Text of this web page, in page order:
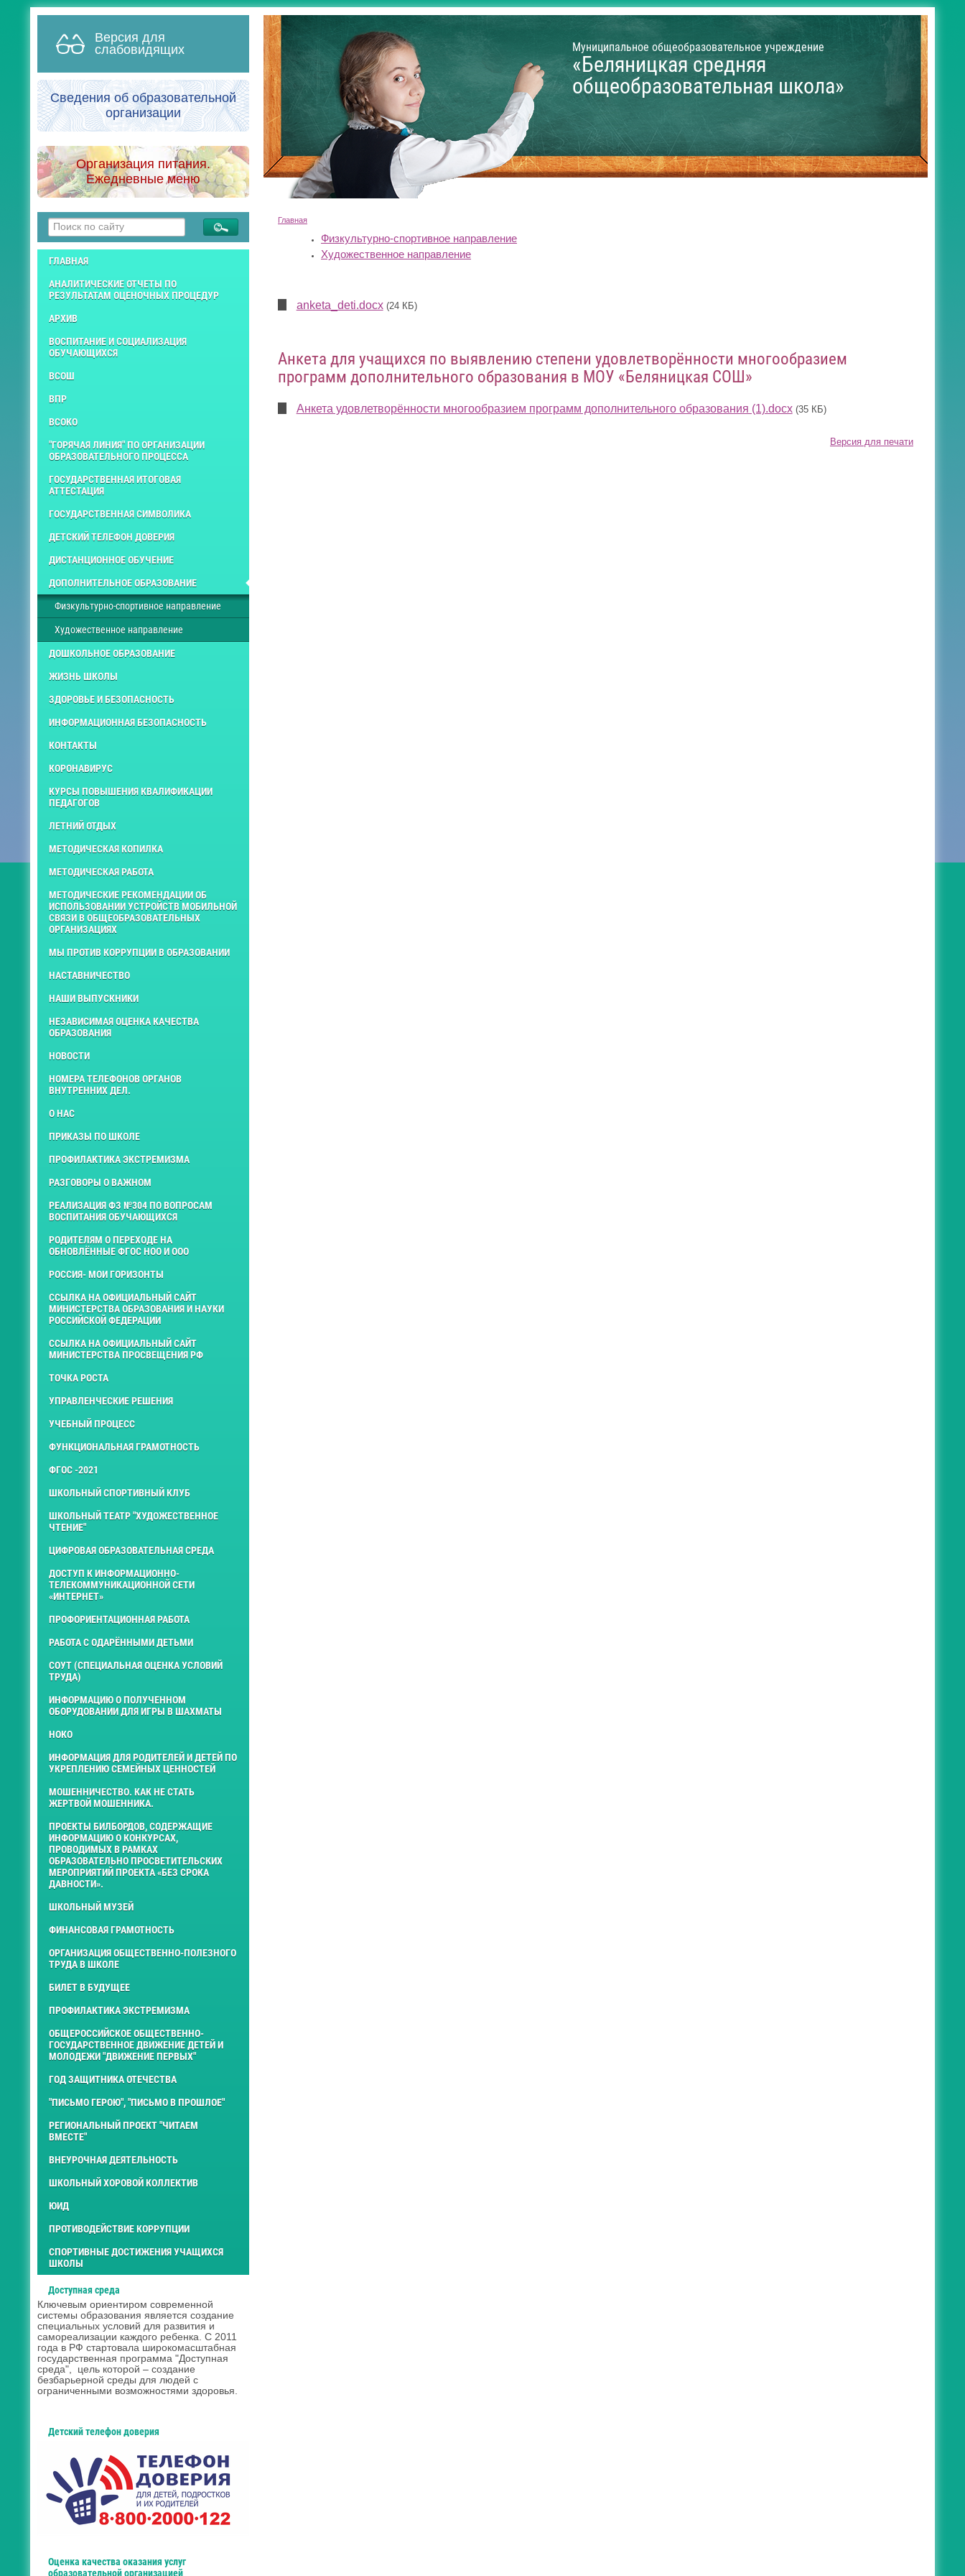
Версия для
слабовидящих
Сведения об образовательной
организации
Организация питания.
Ежедневные меню
ГЛАВНАЯ
АНАЛИТИЧЕСКИЕ ОТЧЕТЫ ПО
РЕЗУЛЬТАТАМ ОЦЕНОЧНЫХ ПРОЦЕДУР
АРХИВ
ВОСПИТАНИЕ И СОЦИАЛИЗАЦИЯ
ОБУЧАЮЩИХСЯ
ВСОШ
ВПР
ВСОКО
"ГОРЯЧАЯ ЛИНИЯ" ПО ОРГАНИЗАЦИИ
ОБРАЗОВАТЕЛЬНОГО ПРОЦЕССА
ГОСУДАРСТВЕННАЯ ИТОГОВАЯ
АТТЕСТАЦИЯ
ГОСУДАРСТВЕННАЯ СИМВОЛИКА
ДЕТСКИЙ ТЕЛЕФОН ДОВЕРИЯ
ДИСТАНЦИОННОЕ ОБУЧЕНИЕ
ДОПОЛНИТЕЛЬНОЕ ОБРАЗОВАНИЕ
Физкультурно-спортивное направление
Художественное направление
ДОШКОЛЬНОЕ ОБРАЗОВАНИЕ
ЖИЗНЬ ШКОЛЫ
ЗДОРОВЬЕ И БЕЗОПАСНОСТЬ
ИНФОРМАЦИОННАЯ БЕЗОПАСНОСТЬ
КОНТАКТЫ
КОРОНАВИРУС
КУРСЫ ПОВЫШЕНИЯ КВАЛИФИКАЦИИ
ПЕДАГОГОВ
ЛЕТНИЙ ОТДЫХ
МЕТОДИЧЕСКАЯ КОПИЛКА
МЕТОДИЧЕСКАЯ РАБОТА
МЕТОДИЧЕСКИЕ РЕКОМЕНДАЦИИ ОБ
ИСПОЛЬЗОВАНИИ УСТРОЙСТВ МОБИЛЬНОЙ
СВЯЗИ В ОБЩЕОБРАЗОВАТЕЛЬНЫХ
ОРГАНИЗАЦИЯХ
МЫ ПРОТИВ КОРРУПЦИИ В ОБРАЗОВАНИИ
НАСТАВНИЧЕСТВО
НАШИ ВЫПУСКНИКИ
НЕЗАВИСИМАЯ ОЦЕНКА КАЧЕСТВА
ОБРАЗОВАНИЯ
НОВОСТИ
НОМЕРА ТЕЛЕФОНОВ ОРГАНОВ
ВНУТРЕННИХ ДЕЛ.
О НАС
ПРИКАЗЫ ПО ШКОЛЕ
ПРОФИЛАКТИКА ЭКСТРЕМИЗМА
РАЗГОВОРЫ О ВАЖНОМ
РЕАЛИЗАЦИЯ ФЗ №304 ПО ВОПРОСАМ
ВОСПИТАНИЯ ОБУЧАЮЩИХСЯ
РОДИТЕЛЯМ О ПЕРЕХОДЕ НА
ОБНОВЛЁННЫЕ ФГОС НОО И ООО
РОССИЯ- МОИ ГОРИЗОНТЫ
ССЫЛКА НА ОФИЦИАЛЬНЫЙ САЙТ
МИНИСТЕРСТВА ОБРАЗОВАНИЯ И НАУКИ
РОССИЙСКОЙ ФЕДЕРАЦИИ
ССЫЛКА НА ОФИЦИАЛЬНЫЙ САЙТ
МИНИСТЕРСТВА ПРОСВЕЩЕНИЯ РФ
ТОЧКА РОСТА
УПРАВЛЕНЧЕСКИЕ РЕШЕНИЯ
УЧЕБНЫЙ ПРОЦЕСС
ФУНКЦИОНАЛЬНАЯ ГРАМОТНОСТЬ
ФГОС -2021
ШКОЛЬНЫЙ СПОРТИВНЫЙ КЛУБ
ШКОЛЬНЫЙ ТЕАТР "ХУДОЖЕСТВЕННОЕ
ЧТЕНИЕ"
ЦИФРОВАЯ ОБРАЗОВАТЕЛЬНАЯ СРЕДА
ДОСТУП К ИНФОРМАЦИОННО-
ТЕЛЕКОММУНИКАЦИОННОЙ СЕТИ
«ИНТЕРНЕТ»
ПРОФОРИЕНТАЦИОННАЯ РАБОТА
РАБОТА С ОДАРЁННЫМИ ДЕТЬМИ
СОУТ (СПЕЦИАЛЬНАЯ ОЦЕНКА УСЛОВИЙ
ТРУДА)
ИНФОРМАЦИЮ О ПОЛУЧЕННОМ
ОБОРУДОВАНИИ ДЛЯ ИГРЫ В ШАХМАТЫ
НОКО
ИНФОРМАЦИЯ ДЛЯ РОДИТЕЛЕЙ И ДЕТЕЙ ПО
УКРЕПЛЕНИЮ СЕМЕЙНЫХ ЦЕННОСТЕЙ
МОШЕННИЧЕСТВО. КАК НЕ СТАТЬ
ЖЕРТВОЙ МОШЕННИКА.
ПРОЕКТЫ БИЛБОРДОВ, СОДЕРЖАЩИЕ
ИНФОРМАЦИЮ О КОНКУРСАХ,
ПРОВОДИМЫХ В РАМКАХ
ОБРАЗОВАТЕЛЬНО ПРОСВЕТИТЕЛЬСКИХ
МЕРОПРИЯТИЙ ПРОЕКТА «БЕЗ СРОКА
ДАВНОСТИ».
ШКОЛЬНЫЙ МУЗЕЙ
ФИНАНСОВАЯ ГРАМОТНОСТЬ
ОРГАНИЗАЦИЯ ОБЩЕСТВЕННО-ПОЛЕЗНОГО
ТРУДА В ШКОЛЕ
БИЛЕТ В БУДУЩЕЕ
ПРОФИЛАКТИКА ЭКСТРЕМИЗМА
ОБЩЕРОССИЙСКОЕ ОБЩЕСТВЕННО-
ГОСУДАРСТВЕННОЕ ДВИЖЕНИЕ ДЕТЕЙ И
МОЛОДЕЖИ "ДВИЖЕНИЕ ПЕРВЫХ"
ГОД ЗАЩИТНИКА ОТЕЧЕСТВА
"ПИСЬМО ГЕРОЮ", "ПИСЬМО В ПРОШЛОЕ"
РЕГИОНАЛЬНЫЙ ПРОЕКТ "ЧИТАЕМ
ВМЕСТЕ"
ВНЕУРОЧНАЯ ДЕЯТЕЛЬНОСТЬ
ШКОЛЬНЫЙ ХОРОВОЙ КОЛЛЕКТИВ
ЮИД
ПРОТИВОДЕЙСТВИЕ КОРРУПЦИИ
СПОРТИВНЫЕ ДОСТИЖЕНИЯ УЧАЩИХСЯ
ШКОЛЫ
Доступная среда
Ключевым ориентиром современной
системы образования является создание
специальных условий для развития и
самореализации каждого ребенка. С 2011
года в РФ стартовала широкомасштабная
государственная программа "Доступная
среда", цель которой – создание
безбарьерной среды для людей с
ограниченными возможностями здоровья.
Детский телефон доверия
Оценка качества оказания услуг
образовательной организацией
Муниципальное общеобразовательное учреждение
«Беляницкая средняя
общеобразовательная школа»
Главная
Физкультурно-спортивное направление
Художественное направление
anketa_deti.docx (24 КБ)
Анкета для учащихся по выявлению степени удовлетворённости многообразием
программ дополнительного образования в МОУ «Беляницкая СОШ»
Анкета удовлетворённости многообразием программ дополнительного образования (1).docx (35 КБ)
Версия для печати